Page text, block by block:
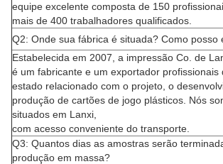
equipe excelente composta de 150
mais de 400 trabalhadores qualificados.
Q2: Onde sua fábrica é situada? Como posso
Estabelecida em 2007, a impressão Co. de
é um fabricante e um exportador profissionais
estado relacionado com o projeto, o
produção de cartões de jogo plásticos. Nós
situados em Lanxi,
com acesso conveniente do transporte.
Q3: Quantos dias as amostras serão
produção em massa?